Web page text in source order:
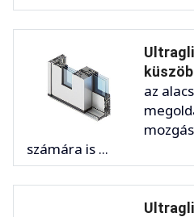
küszöb
az
számára is ...